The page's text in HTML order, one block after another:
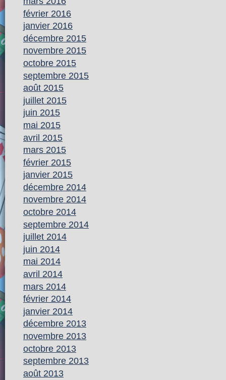
février 2016
janvier 2016
décembre 2015
novembre 2015
octobre 2015
septembre 2015
août 2015
juillet 2015
juin 2015
mai 2015
avril 2015
mars 2015
février 2015
janvier 2015
décembre 2014
novembre 2014
octobre 2014
septembre 2014
juillet 2014
juin 2014
mai 2014
avril 2014
mars 2014
février 2014
janvier 2014
décembre 2013
novembre 2013
octobre 2013
septembre 2013
août 2013